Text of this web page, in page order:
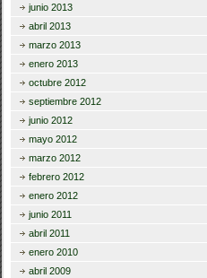
junio 2013
abril 2013
marzo 2013
enero 2013
octubre 2012
septiembre 2012
junio 2012
mayo 2012
marzo 2012
febrero 2012
enero 2012
junio 2011
abril 2011
enero 2010
abril 2009